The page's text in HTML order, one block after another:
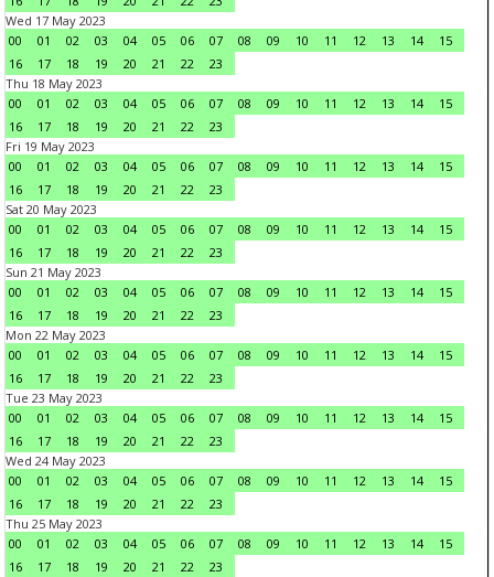
Wed 17 May 2023
00
01 02 03 04 05 06 07 08 09 10 11 12 13 14
15
16
17 18 19 20 21 22
23
Thu 18 May 2023
00
01 02 03 04 05 06 07 08 09 10 11 12 13 14
15
16
17 18 19 20 21 22
23
Fri 19 May 2023
00
01 02 03 04 05 06 07 08 09 10 11 12 13 14
15
16
17 18 19 20 21 22
23
Sat 20 May 2023
00
01 02 03 04 05 06 07 08 09 10 11 12 13 14
15
16
17 18 19 20 21 22
23
Sun 21 May 2023
00
01 02 03 04 05 06 07 08 09 10 11 12 13 14
15
16
17 18 19 20 21 22
23
Mon 22 May 2023
00
01 02 03 04 05 06 07 08 09 10 11 12 13 14
15
16
17 18 19 20 21 22
23
Tue 23 May 2023
00
01 02 03 04 05 06 07 08 09 10 11 12 13 14
15
16
17 18 19 20 21 22
23
Wed 24 May 2023
00
01 02 03 04 05 06 07 08 09 10 11 12 13 14
15
16
17 18 19 20 21 22
23
Thu 25 May 2023
00
01 02 03 04 05 06 07 08 09 10 11 12 13 14
15
16
17 18 19 20 21 22
23